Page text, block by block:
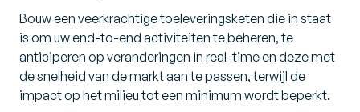
Bouw een veerkrachtige toeleveringsketen die in staat
is om uw end-to-end activiteiten te beheren, te
anticiperen op veranderingen in real-time en deze met
de snelheid van de markt aan te passen, terwijl de
impact op het milieu tot een minimum wordt beperkt.